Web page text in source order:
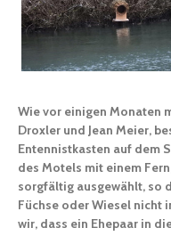
Wie vor einigen Monaten
Droxler und Jean Meier,
Entennistkasten auf dem
des Motels mit einem
sorgfältig ausgewählt, so
Füchse oder Wiesel nicht
wir, dass ein Ehepaar in